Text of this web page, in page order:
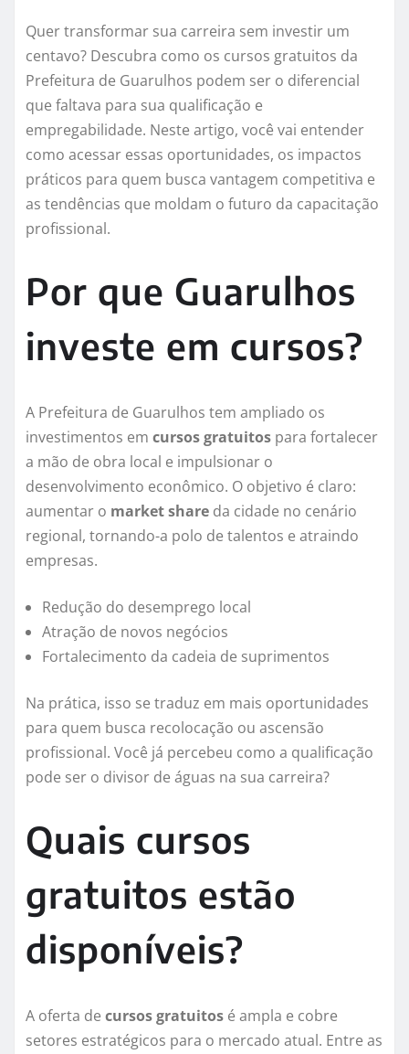
Quer transformar sua carreira sem investir um
centavo? Descubra como os cursos gratuitos da
Prefeitura de Guarulhos podem ser o diferencial
que faltava para sua qualificação e
empregabilidade. Neste artigo, você vai entender
como acessar essas oportunidades, os impactos
práticos para quem busca vantagem competitiva e
as tendências que moldam o futuro da capacitação
profissional.
Por que Guarulhos
investe em cursos?
A Prefeitura de Guarulhos tem ampliado os
investimentos em cursos gratuitos para fortalecer
a mão de obra local e impulsionar o
desenvolvimento econômico. O objetivo é claro:
aumentar o market share da cidade no cenário
regional, tornando-a polo de talentos e atraindo
empresas.
Redução do desemprego local
Atração de novos negócios
Fortalecimento da cadeia de suprimentos
Na prática, isso se traduz em mais oportunidades
para quem busca recolocação ou ascensão
profissional. Você já percebeu como a qualificação
pode ser o divisor de águas na sua carreira?
Quais cursos
gratuitos estão
disponíveis?
A oferta de cursos gratuitos é ampla e cobre
setores estratégicos para o mercado atual. Entre as